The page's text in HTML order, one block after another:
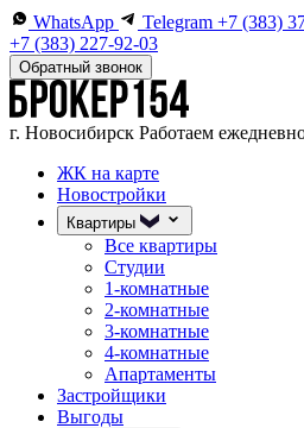
WhatsApp Telegram +7 (383)
+7 (383) 227-92-03
Обратный звонок
г. Новосибирск Работаем
ЖК на карте
Новостройки
Квартиры
Все квартиры
Студии
1-комнатные
2-комнатные
3-комнатные
4-комнатные
Апартаменты
Застройщики
Выгоды